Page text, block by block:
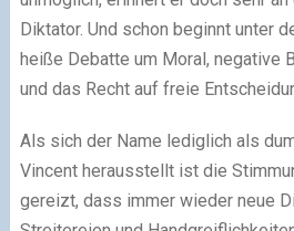
Diktator. Und schon beginnt unter
heiße Debatte um Moral, negative
und das Recht auf freie
Als sich der Name lediglich als
Vincent herausstellt ist die
gereizt, dass immer wieder neue